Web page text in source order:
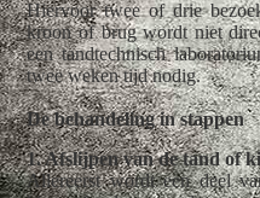
Hiervoor twee of drie
kroon of brug wordt niet
een tandtechnisch
twee weken tijd nodig.
De behandeling in stappen
1. Afslijpen van de tand of
Allereerst wordt een deel